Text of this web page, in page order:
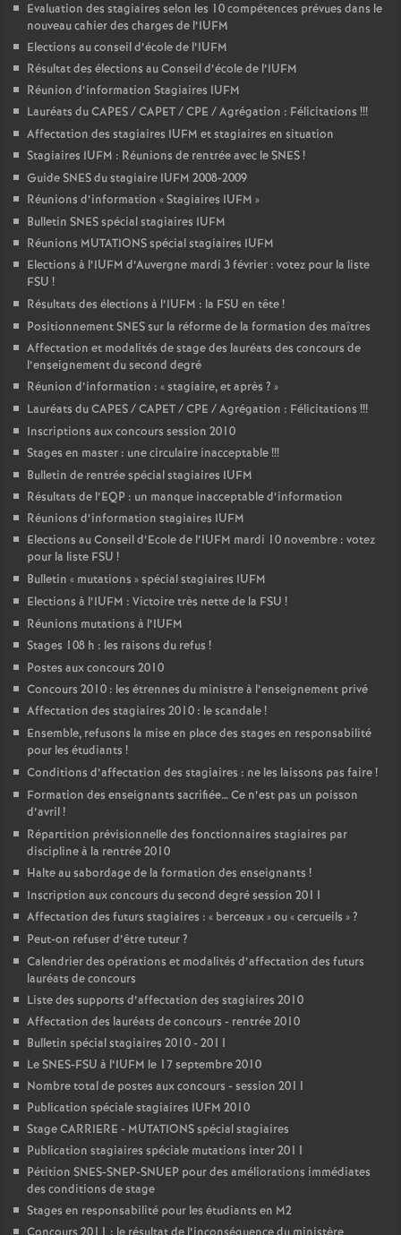
Evaluation des stagiaires selon les 10 compétences prévues dans le
nouveau cahier des charges de l’IUFM
Elections au conseil d’école de l’IUFM
Résultat des élections au Conseil d’école de l’IUFM
Réunion d’information Stagiaires IUFM
Lauréats du CAPES / CAPET / CPE / Agrégation : Félicitations !!!
Affectation des stagiaires IUFM et stagiaires en situation
Stagiaires IUFM : Réunions de rentrée avec le SNES!
Guide SNES du stagiaire IUFM 2008-2009
Réunions d’information «Stagiaires IUFM »
Bulletin SNES spécial stagiaires IUFM
Réunions MUTATIONS spécial stagiaires IUFM
Elections à l’IUFM d’Auvergne mardi 3 février : votez pour la liste
FSU !
Résultats des élections à l’IUFM : la FSU en tête!
Positionnement SNES sur la réforme de la formation des maîtres
Affectation et modalités de stage des lauréats des concours de
l’enseignement du second degré
Réunion d’information : «stagiaire, et après ? »
Lauréats du CAPES / CAPET / CPE / Agrégation : Félicitations !!!
Inscriptions aux concours session 2010
Stages en master : une circulaire inacceptable!!!
Bulletin de rentrée spécial stagiaires IUFM
Résultats de l’EQP : un manque inacceptable d’information
Réunions d’information stagiaires IUFM
Elections au Conseil d’Ecole de l’IUFM mardi 10 novembre : votez
pour la liste FSU !
Bulletin « mutations » spécial stagiaires IUFM
Elections à l’IUFM : Victoire très nette de la FSU !
Réunions mutations à l’IUFM
Stages 108 h : les raisons du refus !
Postes aux concours 2010
Concours 2010 : les étrennes du ministre à l’enseignement privé
Affectation des stagiaires 2010 : le scandale!
Ensemble, refusons la mise en place des stages en responsabilité
pour les étudiants !
Conditions d’affectation des stagiaires : ne les laissons pas faire!
Formation des enseignants sacrifiée… Ce n’est pas un poisson
d’avril!
Répartition prévisionnelle des fonctionnaires stagiaires par
discipline à la rentrée 2010
Halte au sabordage de la formation des enseignants !
Inscription aux concours du second degré session 2011
Affectation des futurs stagiaires : « berceaux» ou «cercueils »?
Peut-on refuser d’être tuteur?
Calendrier des opérations et modalités d’affectation des futurs
lauréats de concours
Liste des supports d’affectation des stagiaires 2010
Affectation des lauréats de concours - rentrée 2010
Bulletin spécial stagiaires 2010 - 2011
Le SNES-FSU à l’IUFM le 17 septembre 2010
Nombre total de postes aux concours - session 2011
Publication spéciale stagiaires IUFM 2010
Stage CARRIERE - MUTATIONS spécial stagiaires
Publication stagiaires spéciale mutations inter 2011
Pétition SNES-SNEP-SNUEP pour des améliorations immédiates
des conditions de stage
Stages en responsabilité pour les étudiants en M2